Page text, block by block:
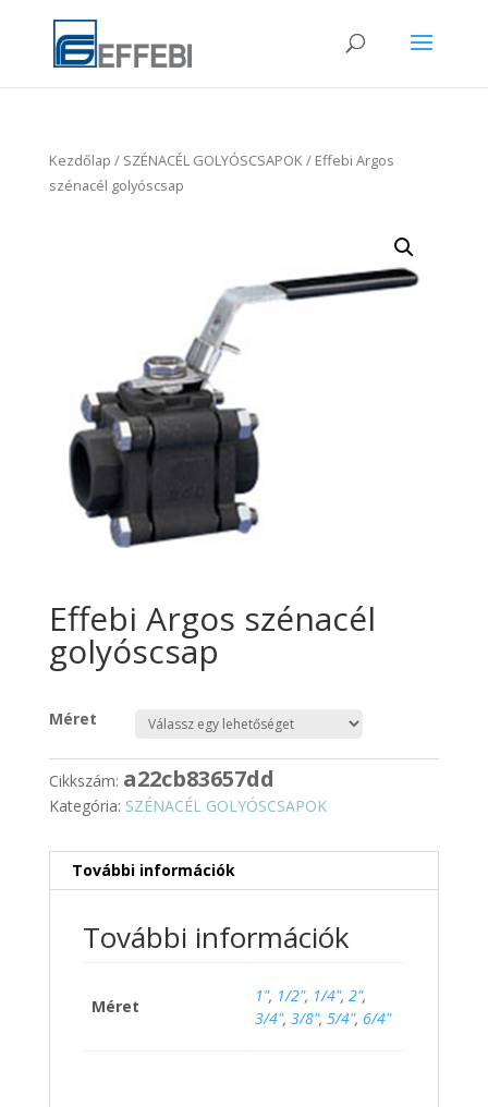
Kezdőlap / SZÉNACÉL GOLYÓSCSAPOK/ Effebi Argos
szénacél golyóscsap
Effebi Argos szénacél
golyóscsap
Méret
Cikkszám: a22cb83657dd
Kategória: SZÉNACÉL GOLYÓSCSAPOK
További információk
További információk
Méret
1", 1/2", 1/4", 2",
3/4", 3/8", 5/4", 6/4"